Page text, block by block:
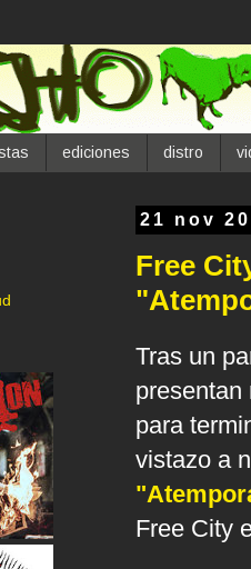
ediciones distro
21 nov
Free
Tras un
presentan
para
vistazo a
Free City